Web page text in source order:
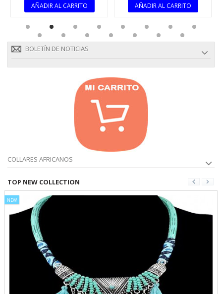
AÑADIR AL CARRITO
AÑADIR AL CARRITO
BOLETÍN DE NOTICIAS
COLLARES AFRICANOS
TOP NEW COLLECTION
NEW